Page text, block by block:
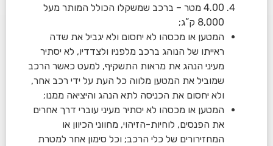
4.00 מטר – ברכב שמשקלו הכולל המותר מעל
8,000 ק”ג;
המטען או מכסהו לא יחסום ולא יגביל את שדה
ראייתו של הנוהג ברכב מלפניו ולצדדיו, לא יסתיר
מעיני הנהג את מראות התשקיף, למעט כאשר הרכב
שמוביל את המטען מלווה כל העת על ידי רכב אחר,
ולא יחסום את הכניסה לתא הנהג והיציאה ממנו;
המטען או מכסהו לא יסתיר מעיני עוברי דרך אחרים
את הפנסים, לוחיות-הזיהוי, מחווני הכיוון או
המחזירורים של כלי הרכב; וכל סימון אחר למטרת